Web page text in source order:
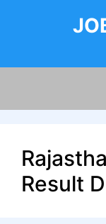
Result